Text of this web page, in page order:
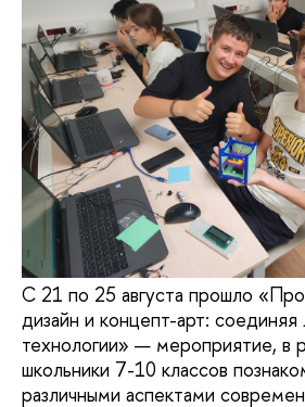
С 21 по 25 августа прошло
дизайн и концепт-арт:
технологии» — мероприятие, в
школьники 7-10 классов
различными аспектами